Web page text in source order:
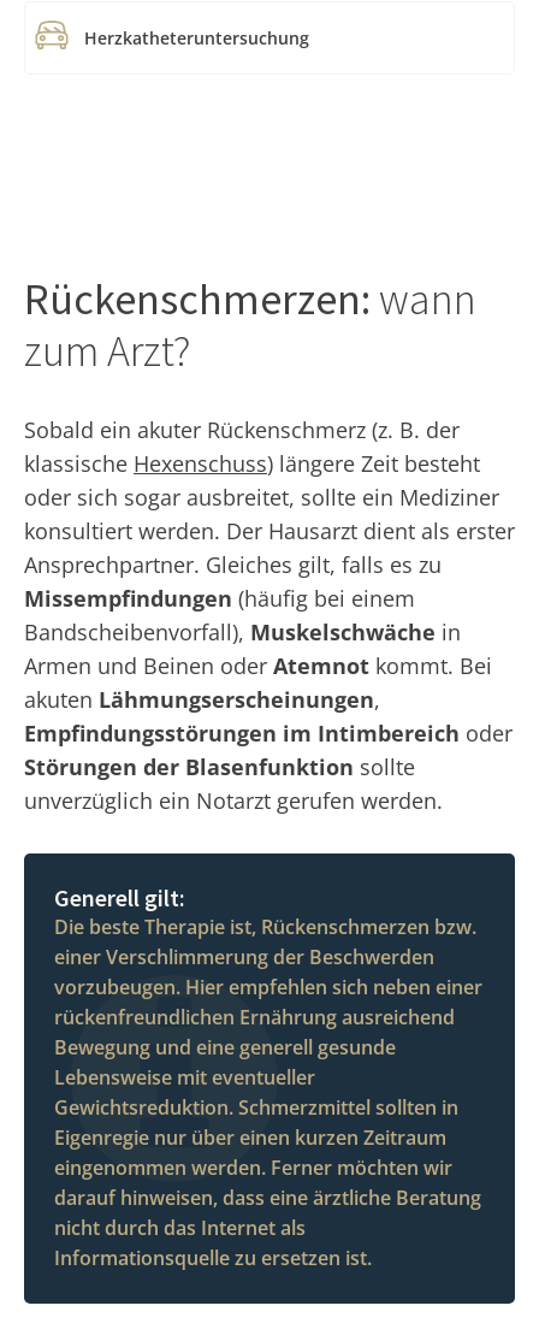
Herzkatheteruntersuchung
Rückenschmerzen: wann
zum Arzt?
Sobald ein akuter Rückenschmerz (z. B. der
klassische Hexenschuss) längere Zeit besteht
oder sich sogar ausbreitet, sollte ein Mediziner
konsultiert werden. Der Hausarzt dient als erster
Ansprechpartner. Gleiches gilt, falls es zu
Missempfindungen (häufig bei einem
Bandscheibenvorfall), Muskelschwäche in
Armen und Beinen oder Atemnot kommt. Bei
akuten Lähmungserscheinungen,
Empfindungsstörungen im Intimbereich oder
Störungen der Blasenfunktion sollte
unverzüglich ein Notarzt gerufen werden.
Generell gilt:
Die beste Therapie ist, Rückenschmerzen bzw.
einer Verschlimmerung der Beschwerden
vorzubeugen. Hier empfehlen sich neben einer
rückenfreundlichen Ernährung ausreichend
Bewegung und eine generell gesunde
Lebensweise mit eventueller
Gewichtsreduktion. Schmerzmittel sollten in
Eigenregie nur über einen kurzen Zeitraum
eingenommen werden. Ferner möchten wir
darauf hinweisen, dass eine ärztliche Beratung
nicht durch das Internet als
Informationsquelle zu ersetzen ist.